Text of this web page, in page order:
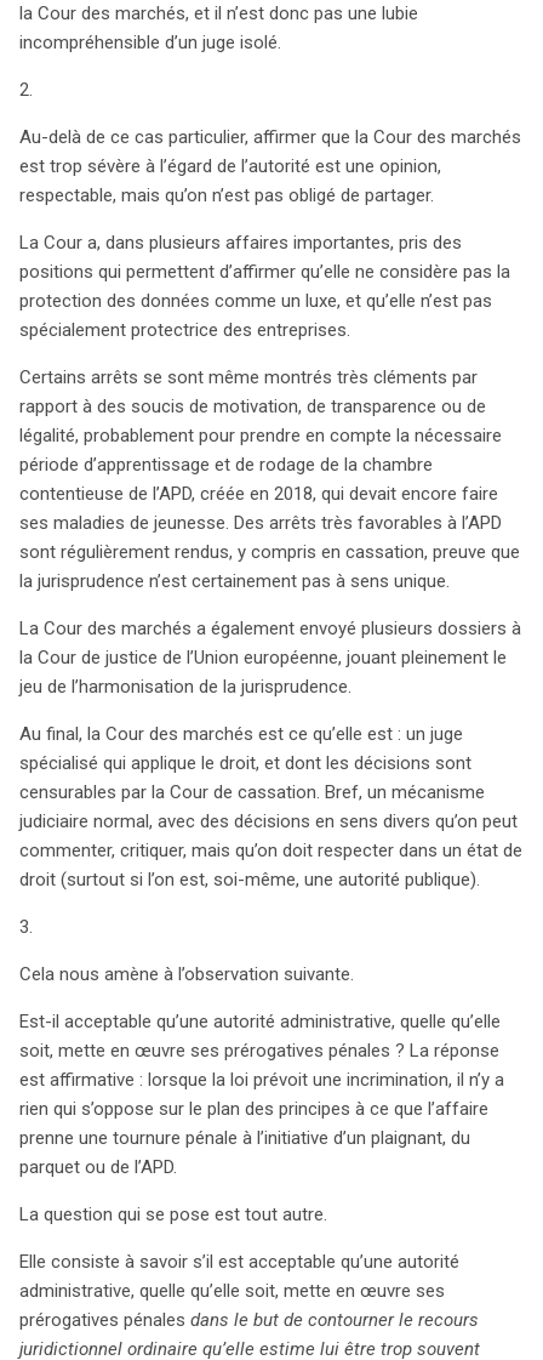
la Cour des marchés, et il n’est donc pas une lubie
incompréhensible d’un juge isolé.
2.
Au-delà de ce cas particulier, affirmer que la Cour des marchés
est trop sévère à l’égard de l’autorité est une opinion,
respectable, mais qu’on n’est pas obligé de partager.
La Cour a, dans plusieurs affaires importantes, pris des
positions qui permettent d’affirmer qu’elle ne considère pas la
protection des données comme un luxe, et qu’elle n’est pas
spécialement protectrice des entreprises.
Certains arrêts se sont même montrés très cléments par
rapport à des soucis de motivation, de transparence ou de
légalité, probablement pour prendre en compte la nécessaire
période d’apprentissage et de rodage de la chambre
contentieuse de l’APD, créée en 2018, qui devait encore faire
ses maladies de jeunesse. Des arrêts très favorables à l’APD
sont régulièrement rendus, y compris en cassation, preuve que
la jurisprudence n’est certainement pas à sens unique.
La Cour des marchés a également envoyé plusieurs dossiers à
la Cour de justice de l’Union européenne, jouant pleinement le
jeu de l’harmonisation de la jurisprudence.
Au final, la Cour des marchés est ce qu’elle est : un juge
spécialisé qui applique le droit, et dont les décisions sont
censurables par la Cour de cassation. Bref, un mécanisme
judiciaire normal, avec des décisions en sens divers qu’on peut
commenter, critiquer, mais qu’on doit respecter dans un état de
droit (surtout si l’on est, soi-même, une autorité publique).
3.
Cela nous amène à l’observation suivante.
Est-il acceptable qu’une autorité administrative, quelle qu’elle
soit, mette en œuvre ses prérogatives pénales ? La réponse
est affirmative : lorsque la loi prévoit une incrimination, il n’y a
rien qui s’oppose sur le plan des principes à ce que l’affaire
prenne une tournure pénale à l’initiative d’un plaignant, du
parquet ou de l’APD.
La question qui se pose est tout autre.
Elle consiste à savoir s’il est acceptable qu’une autorité
administrative, quelle qu’elle soit, mette en œuvre ses
prérogatives pénales dans le but de contourner le recours
juridictionnel ordinaire qu’elle estime lui être trop souvent